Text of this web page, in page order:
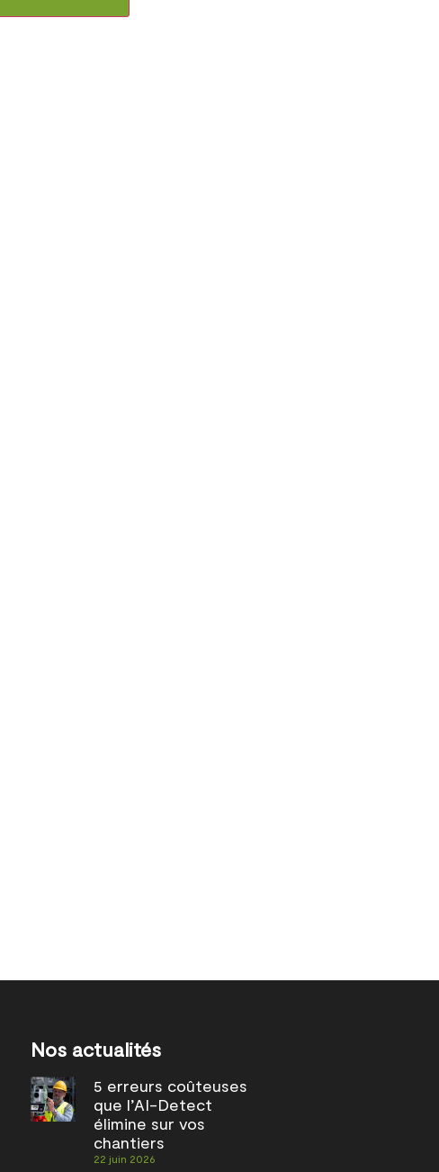
Nos actualités
5 erreurs coûteuses
que l’AI-Detect
élimine sur vos
chantiers
22 juin 2026